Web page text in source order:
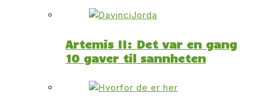
Artemis II: Det var en gang
10 gaver til sannheten